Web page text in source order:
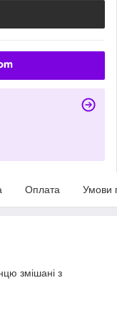
Оплата Умови
змішані з